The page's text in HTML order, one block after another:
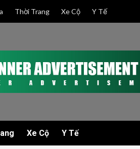
Thời Trang Xe Cộ Y Tế
Xe Cộ Y Tế